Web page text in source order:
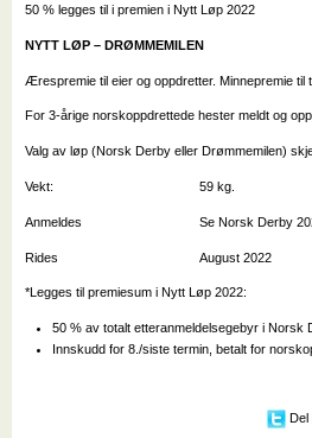
50 % legges til i premien i Nytt Løp 2022
NYTT LØP – DRØMMEMILEN
Ærespremie til eier og oppdretter. Minnepremie til
For 3-årige norskoppdrettede hester meldt og
Valg av løp (Norsk Derby eller Drømmemilen)
Vekt: 59 kg.
Anmeldes Se Norsk Derby
Rides August 2022
*Legges til premiesum i Nytt Løp 2022:
50 % av totalt etteranmeldelsegebyr i Norsk
Innskudd for 8./siste termin, betalt for
Del